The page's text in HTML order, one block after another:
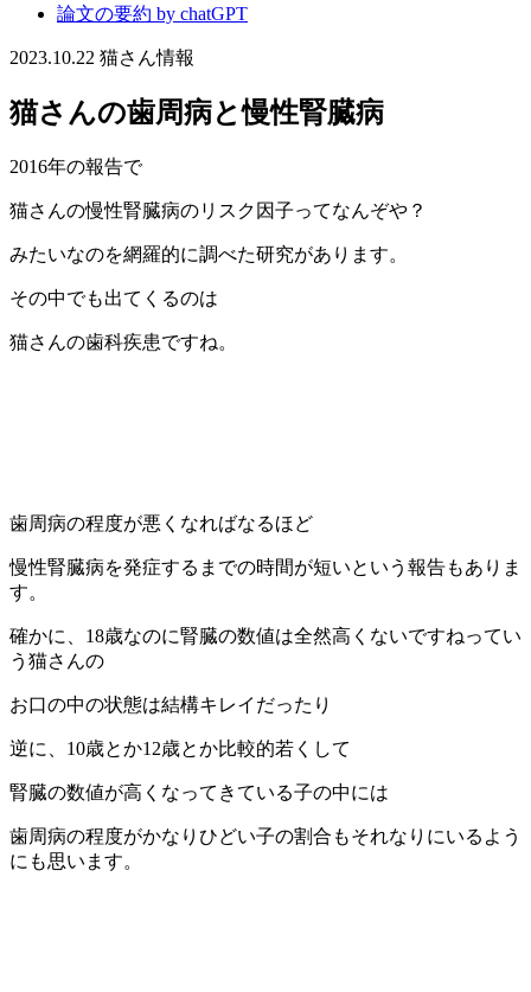
論文の要約 by chatGPT
2023.10.22 猫さん情報
猫さんの歯周病と慢性腎臓病
2016年の報告で
猫さんの慢性腎臓病のリスク因子ってなんぞや？
みたいなのを網羅的に調べた研究があります。
その中でも出てくるのは
猫さんの歯科疾患ですね。
歯周病の程度が悪くなればなるほど
慢性腎臓病を発症するまでの時間が短いという報告もありま
す。
確かに、18歳なのに腎臓の数値は全然高くないですねってい
う猫さんの
お口の中の状態は結構キレイだったり
逆に、10歳とか12歳とか比較的若くして
腎臓の数値が高くなってきている子の中には
歯周病の程度がかなりひどい子の割合もそれなりにいるよう
にも思います。